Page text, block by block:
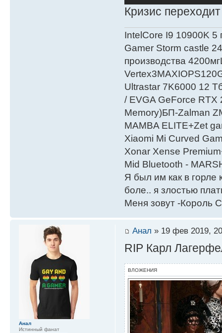
Кризис
IntelСore I9 10900K 5
Gamer Storm castle
производства
Ultrastar 7K6000 12
/ EVGA GeForce RTX
Мemory)БП-Zalman
MAMBA ELITE+Zet
Xiaomi Mi Curved
Xonar Xense
Mid Bluetooth -
Я был им как в горле
боле.. я злостью
Меня зовут -Король
Анал » 19 фев 2019,
RIP Карл
ВЛОЖЕНИЯ
Анал
Истинный фанат